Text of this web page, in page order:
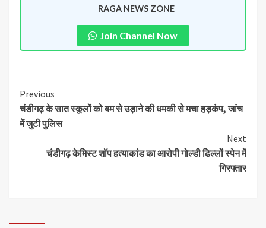
RAGA NEWS ZONE
Join Channel Now
Previous
चंडीगढ़ के सात स्कूलों को बम से उड़ाने की धमकी से मचा हड़कंप, जांच
में जुटी पुलिस
Next
चंडीगढ़ केमिस्ट शॉप हत्याकांड का आरोपी गोल्डी ढिल्लों स्पेन में
गिरफ्तार